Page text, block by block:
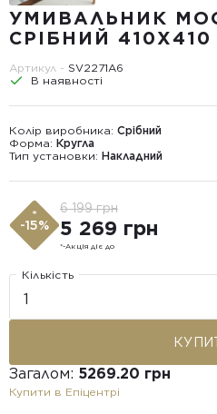
УМИВАЛЬНИК
СРІБНИЙ 410X410
Артикул - SV2271A6
В наявності
Колір виробника: Срібний
Форма: Кругла
Тип установки: Накладний
*
-15%
6 199 грн
5 269 грн
*-Акція діє до
Кількість
Загалом: 5269.20 грн
Купити в Епіцентрі